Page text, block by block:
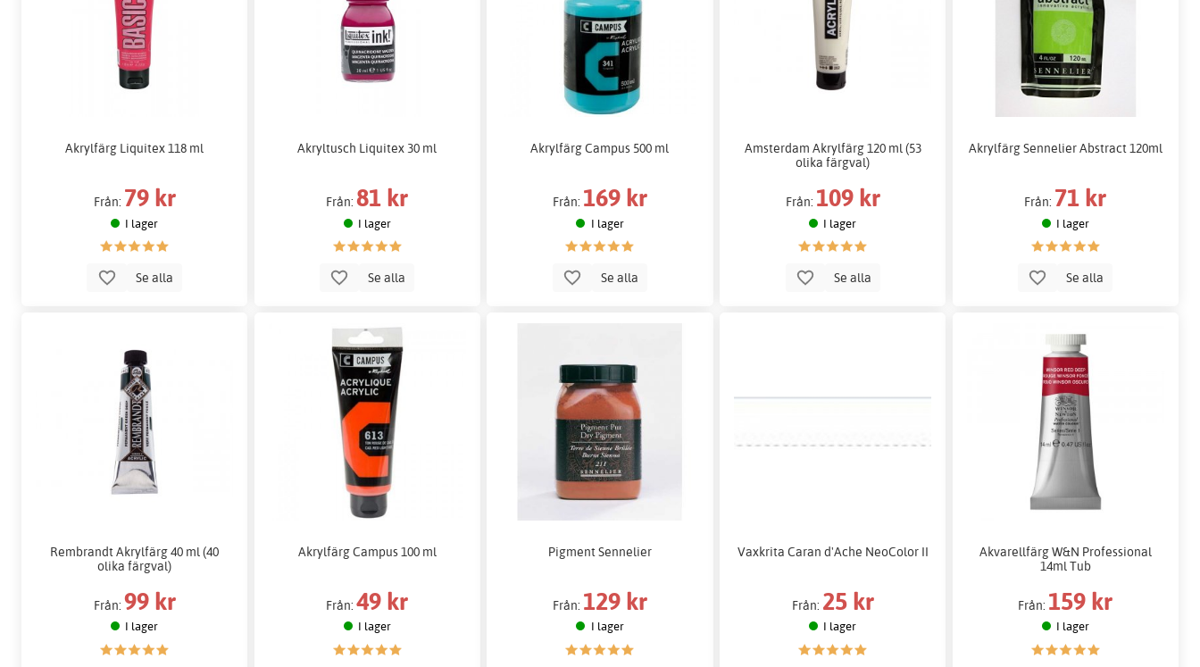
Akrylfärg Liquitex 118 ml
Från: 79 kr
I lager
Se alla
Akryltusch Liquitex 30 ml
Från:81 kr
I lager
Se alla
Akrylfärg Campus 500 ml
Från: 169 kr
I lager
Se alla
Amsterdam Akrylfärg 120 ml (53
olika färgval)
Från: 109 kr
I lager
Se alla
Akrylfärg Sennelier Abstract 120ml
Från: 71 kr
I lager
Se alla
Rembrandt Akrylfärg 40 ml (40
olika färgval)
Från: 99 kr
I lager
Akrylfärg Campus 100 ml
Från:49 kr
I lager
Pigment Sennelier
Från: 129 kr
I lager
Vaxkrita Caran d'Ache NeoColor II
Från: 25 kr
I lager
Akvarellfärg W&N Professional
14ml Tub
Från: 159 kr
I lager